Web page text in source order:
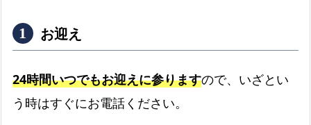
お迎え
24時間いつでもお迎えに参りますので、いざとい
う時はすぐにお電話ください。